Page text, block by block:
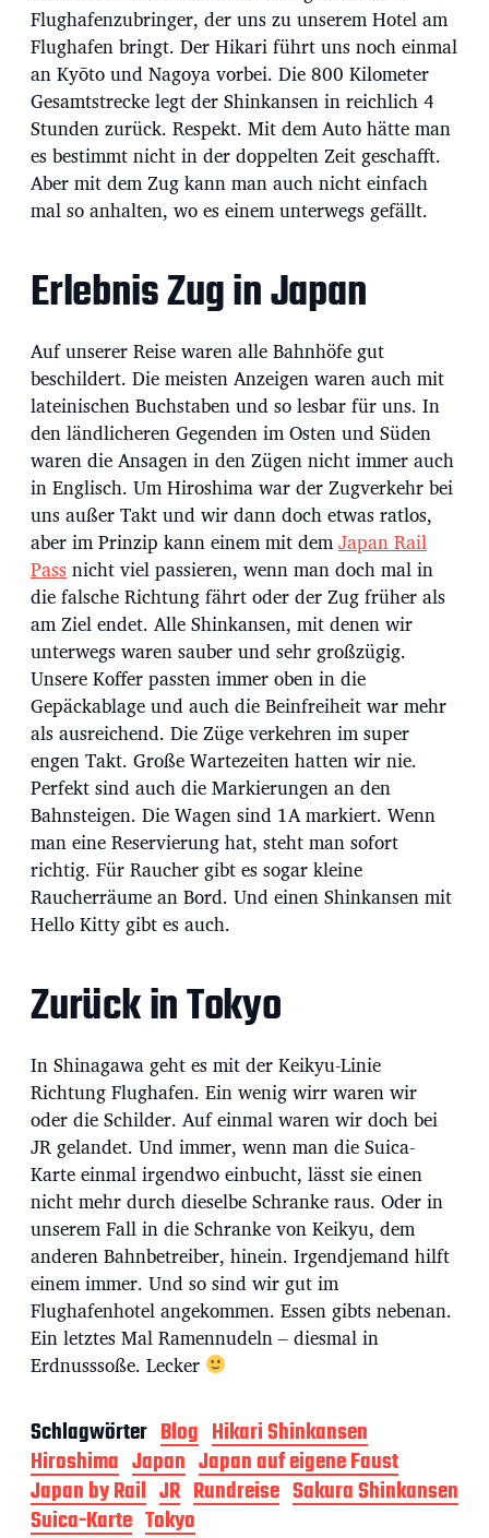
Flughafenzubringer, der uns zu unserem Hotel am
Flughafen bringt. Der Hikari führt uns noch einmal
an Kyōto und Nagoya vorbei. Die 800 Kilometer
Gesamtstrecke legt der Shinkansen in reichlich 4
Stunden zurück. Respekt. Mit dem Auto hätte man
es bestimmt nicht in der doppelten Zeit geschafft.
Aber mit dem Zug kann man auch nicht einfach
mal so anhalten, wo es einem unterwegs gefällt.
Erlebnis Zug in Japan
Auf unserer Reise waren alle Bahnhöfe gut
beschildert. Die meisten Anzeigen waren auch mit
lateinischen Buchstaben und so lesbar für uns. In
den ländlicheren Gegenden im Osten und Süden
waren die Ansagen in den Zügen nicht immer auch
in Englisch. Um Hiroshima war der Zugverkehr bei
uns außer Takt und wir dann doch etwas ratlos,
aber im Prinzip kann einem mit demJapan Rail
Passnicht viel passieren, wenn man doch mal in
die falsche Richtung fährt oder der Zug früher als
am Ziel endet. Alle Shinkansen, mit denen wir
unterwegs waren sauber und sehr großzügig.
Unsere Koffer passten immer oben in die
Gepäckablage und auch die Beinfreiheit war mehr
als ausreichend. Die Züge verkehren im super
engen Takt. Große Wartezeiten hatten wir nie.
Perfekt sind auch die Markierungen an den
Bahnsteigen. Die Wagen sind 1A markiert. Wenn
man eine Reservierung hat, steht man sofort
richtig. Für Raucher gibt es sogar kleine
Raucherräume an Bord. Und einen Shinkansen mit
Hello Kitty gibt es auch.
Zurück in Tokyo
In Shinagawa geht es mit der Keikyu-Linie
Richtung Flughafen. Ein wenig wirr waren wir
oder die Schilder. Auf einmal waren wir doch bei
JR gelandet. Und immer, wenn man die Suica-
Karte einmal irgendwo einbucht, lässt sie einen
nicht mehr durch dieselbe Schranke raus. Oder in
unserem Fall in die Schranke von Keikyu, dem
anderen Bahnbetreiber, hinein. Irgendjemand hilft
einem immer. Und so sind wir gut im
Flughafenhotel angekommen. Essen gibts nebenan.
Ein letztes Mal Ramennudeln – diesmal in
Erdnusssoße. Lecker
Schlagwörter Blog Hikari Shinkansen
Hiroshima Japan Japan auf eigene Faust
Japan by Rail JR Rundreise Sakura Shinkansen
Suica-Karte Tokyo